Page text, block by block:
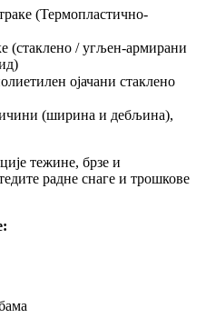
(Термопластично-
/ угљен-армирани
ојачани стаклено
(ширина и дебљина),
тежине, брзе и
радне снаге и трошкове